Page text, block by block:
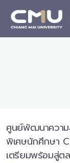
ศูนย์พัฒนาความ
พิเศษนักศึกษา
เตรียมพร้อมสู่ต